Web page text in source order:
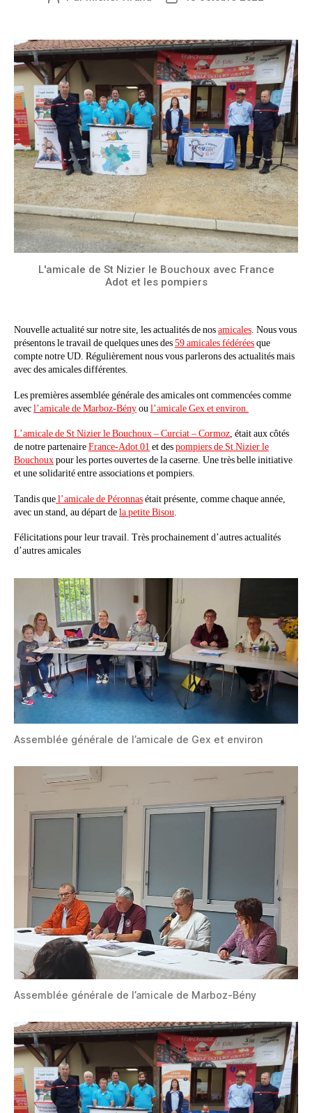
L'amicale de St Nizier le Bouchoux avec France
Adot et les pompiers
Nouvelle actualité sur notre site, les actualités de nosamicales. Nous vous
présentons le travail de quelques unes des59 amicales fédéréesque
compte notre UD. Régulièrement nous vous parlerons des actualités mais
avec des amicales différentes.
Les premières assemblée générale des amicales ont commencées comme
avecl’amicale de Marboz-Bényoul’amicale Gex et environ.
L’amicale de St Nizier le Bouchoux – Curciat – Cormoz, était aux côtés
de notre partenaireFrance-Adot 01 et despompiers de St Nizier le
Bouchouxpour les portes ouvertes de la caserne. Une très belle initiative
et une solidarité entre associations et pompiers.
Tandis quel’amicale de Péronnasétait présente, comme chaque année,
avec un stand, au départ dela petite Bisou.
Félicitations pour leur travail. Très prochainement d’autres actualités
d’autres amicales
Assemblée générale de l’amicale de Gex et environ
Assemblée générale de l’amicale de Marboz-Bény